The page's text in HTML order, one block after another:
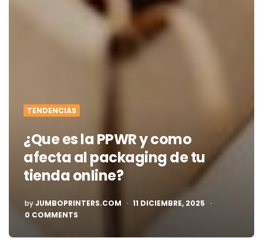
TENDENCIAS
¿Que es la PPWR y como
afecta al packaging de tu
tienda online?
POSTED
BY
byJUMBOPRINTERS.COM
11 DICIEMBRE, 2025
0 COMMENTS